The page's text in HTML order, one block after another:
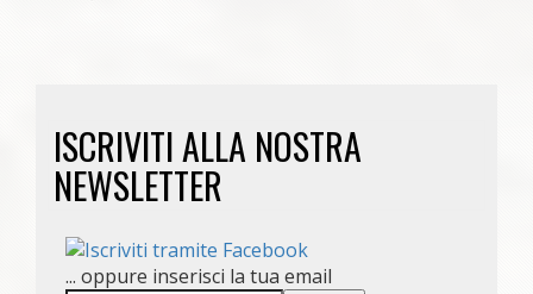
ISCRIVITI ALLA NOSTRA
NEWSLETTER
... oppure inserisci la tua email